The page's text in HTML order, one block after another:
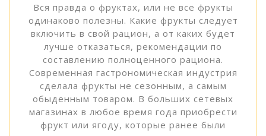
Вся правда о фруктах, или не все фрукты
одинаково полезны. Какие фрукты следует
включить в свой рацион, а от каких будет
лучше отказаться, рекомендации по
составлению полноценного рациона.
Современная гастрономическая индустрия
сделала фрукты не сезонным, а самым
обыденным товаром. В больших сетевых
магазинах в любое время года приобрести
фрукт или ягоду, которые ранее были